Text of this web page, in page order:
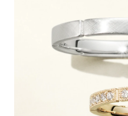
指輪の内側に、誕生石やピ
宝石を選んでセッティング
カート画面で、お好みの宝